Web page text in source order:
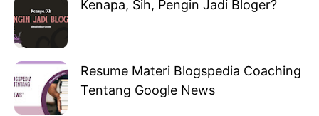
Kenapa, Sih, Pengin Jadi Bloger?
Resume Materi Blogspedia Coaching
Tentang Google News